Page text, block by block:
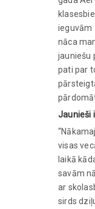
ieguvām
nāca
jauniešu
pati par
Jaunieši
visas
laikā
savām
ar
sirds